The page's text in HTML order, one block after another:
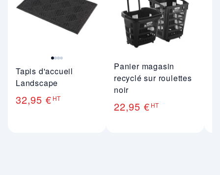
Tapis d'accueil
Landscape
32,95 € HT
Panier magasin
recyclé sur roulettes
noir
22,95 € HT